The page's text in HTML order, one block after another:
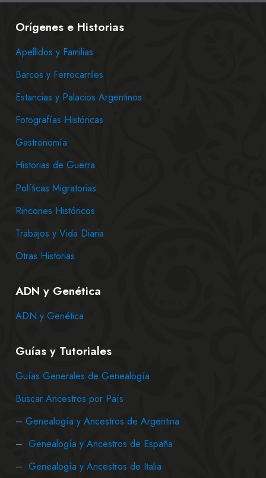
Orígenes e Historias
Apellidos y Familias
Barcos y Ferrocarriles
Estancias y Palacios Argentinos
Fotografías Históricas
Gastronomía
Historias de Guerra
Políticas Migratorias
Rincones Históricos
Trabajos y Vida Diaria
Otras Historias
ADN y Genética
ADN y Genética
Guías y Tutoriales
Guías Generales de Genealogía
Buscar Ancestros por País
– Genealogía y Ancestros de Argentina
– Genealogía y Ancestros de España
– Genealogía y Ancestros de Italia